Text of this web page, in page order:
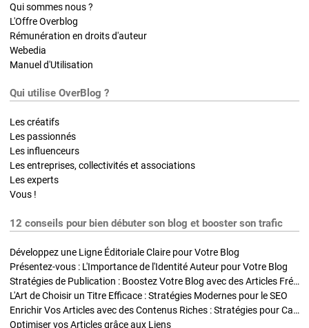
Qui sommes nous ?
L'Offre Overblog
Rémunération en droits d'auteur
Webedia
Manuel d'Utilisation
Qui utilise OverBlog ?
Les créatifs
Les passionnés
Les influenceurs
Les entreprises, collectivités et associations
Les experts
Vous !
12 conseils pour bien débuter son blog et booster son trafic
Développez une Ligne Éditoriale Claire pour Votre Blog
Présentez-vous : L'Importance de l'Identité Auteur pour Votre Blog
Stratégies de Publication : Boostez Votre Blog avec des Articles Fréquents et Exclusifs
L'Art de Choisir un Titre Efficace : Stratégies Modernes pour le SEO
Enrichir Vos Articles avec des Contenus Riches : Stratégies pour Captiver et Optimiser
Optimiser vos Articles grâce aux Liens